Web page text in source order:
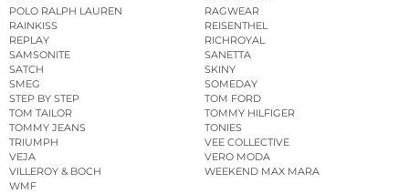
POLO RALPH LAUREN
RAGWEAR
RAINKISS
REISENTHEL
REPLAY
RICHROYAL
SAMSONITE
SANETTA
SATCH
SKINY
SMEG
SOMEDAY
STEP BY STEP
TOM FORD
TOM TAILOR
TOMMY HILFIGER
TOMMY JEANS
TONIES
TRIUMPH
VEE COLLECTIVE
VEJA
VERO MODA
VILLEROY & BOCH
WEEKEND MAX MARA
WMF